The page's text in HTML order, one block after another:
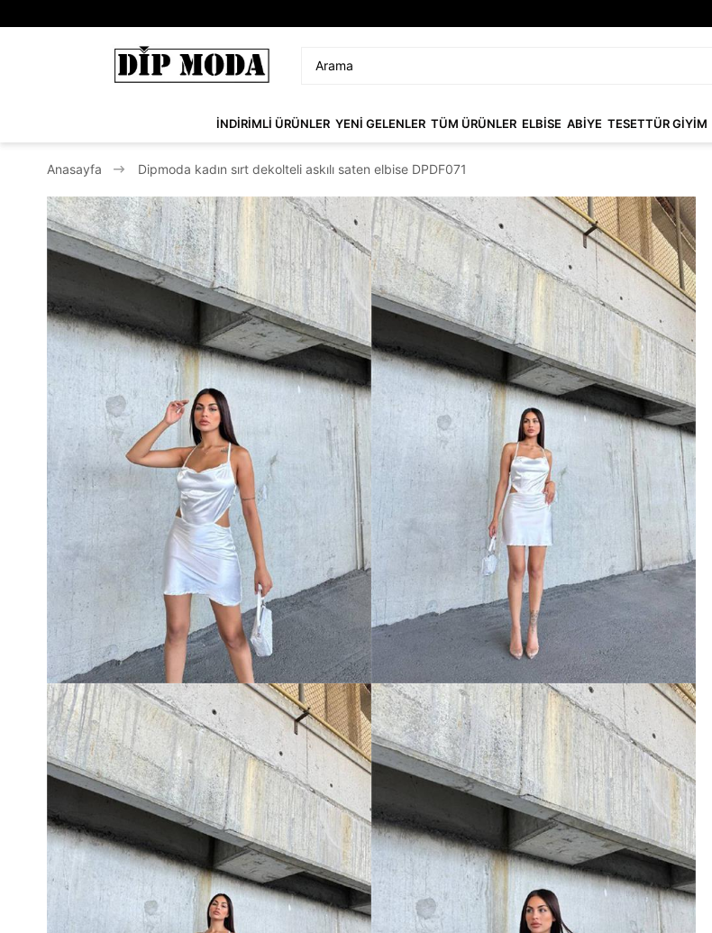
İNDİRİMLİ ÜRÜNLER YENİ GELENLER TÜM ÜRÜNLER ELBİSE ABİYE TESETTÜR GİYİM
Anasayfa Dipmoda kadın sırt dekolteli askılı saten elbise DPDF071